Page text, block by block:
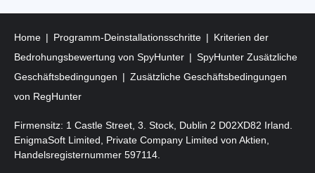
Home Programm-Deinstallationsschritte
Kriterien der
Bedrohungsbewertung von SpyHunter
SpyHunter Zusätzliche
Geschäftsbedingungen
Zusätzliche Geschäftsbedingungen
von RegHunter
Firmensitz: 1 Castle Street, 3. Stock, Dublin 2 D02XD82 Irland.
EnigmaSoft Limited, Private Company Limited von Aktien,
Handelsregisternummer 597114.